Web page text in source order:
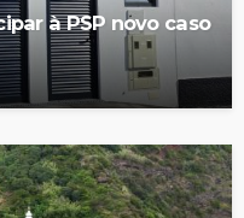
à PSP novo caso